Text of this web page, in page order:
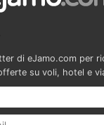
di eJamo.com per
su voli, hotel e